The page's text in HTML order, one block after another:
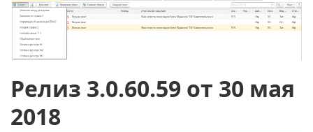
Релиз 3.0.60.59 от 30 мая
2018